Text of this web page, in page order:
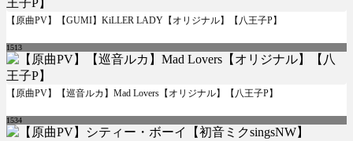
【原曲PV】【GUMI】KiLLER LADY【オリジナル】【八王子P】
1513
【原曲PV】【巡音ルカ】Mad Lovers【オリジナル】【八王子P】
1534